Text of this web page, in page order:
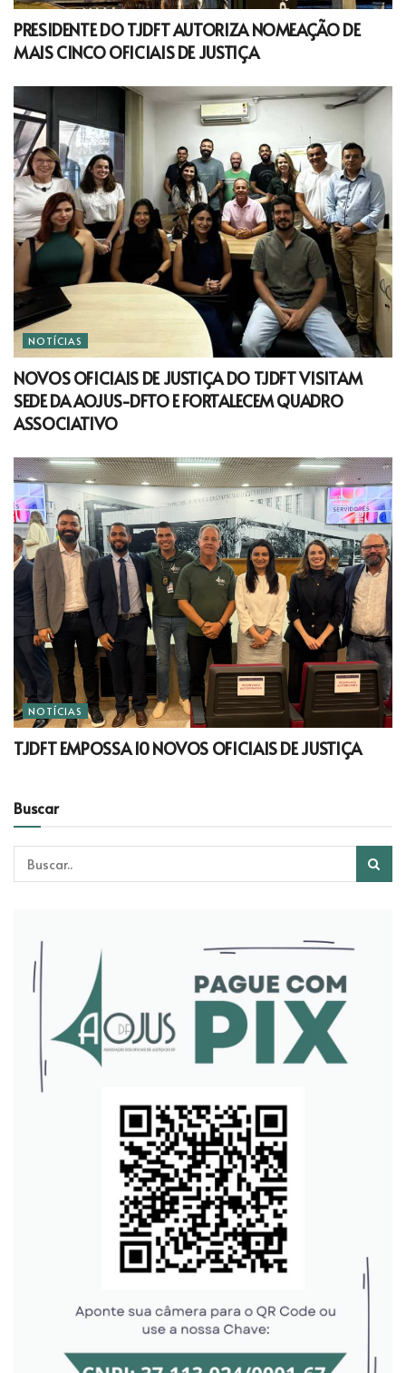
PRESIDENTE DO TJDFT AUTORIZA NOMEAÇÃO DE
MAIS CINCO OFICIAIS DE JUSTIÇA
NOTÍCIAS
NOVOS OFICIAIS DE JUSTIÇA DO TJDFT VISITAM
SEDE DA AOJUS-DFTO E FORTALECEM QUADRO
ASSOCIATIVO
NOTÍCIAS
TJDFT EMPOSSA 10 NOVOS OFICIAIS DE JUSTIÇA
Buscar